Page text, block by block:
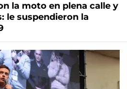
la moto en plena calle y
le suspendieron la